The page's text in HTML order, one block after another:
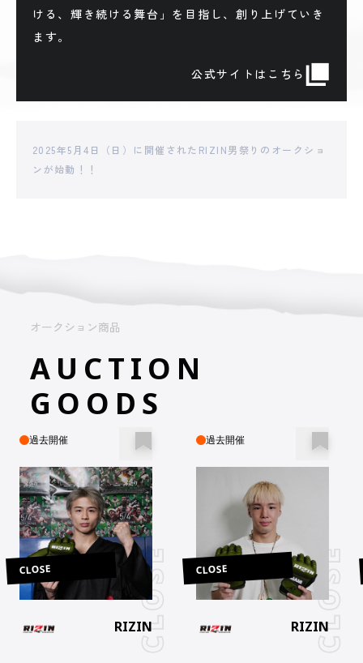
ける、輝き続ける舞台」を目指し、創り上げていき
ます。
公式サイトはこちら
2025年5月4日（日）に開催されたRIZIN男祭りのオークショ
ンが始動！！
オークション商品
AUCTION
GOODS
CLOSE
過去開催
RIZIN
CLOSE
過去開催
RIZIN